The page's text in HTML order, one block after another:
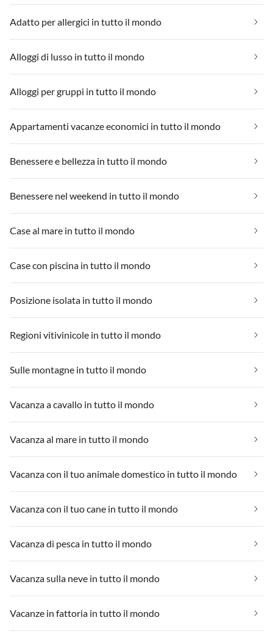
Adatto per allergici in tutto il mondo
Alloggi di lusso in tutto il mondo
Alloggi per gruppi in tutto il mondo
Appartamenti vacanze economici in tutto il mondo
Benessere e bellezza in tutto il mondo
Benessere nel weekend in tutto il mondo
Case al mare in tutto il mondo
Case con piscina in tutto il mondo
Posizione isolata in tutto il mondo
Regioni vitivinicole in tutto il mondo
Sulle montagne in tutto il mondo
Vacanza a cavallo in tutto il mondo
Vacanza al mare in tutto il mondo
Vacanza con il tuo animale domestico in tutto il mondo
Vacanza con il tuo cane in tutto il mondo
Vacanza di pesca in tutto il mondo
Vacanza sulla neve in tutto il mondo
Vacanze in fattoria in tutto il mondo